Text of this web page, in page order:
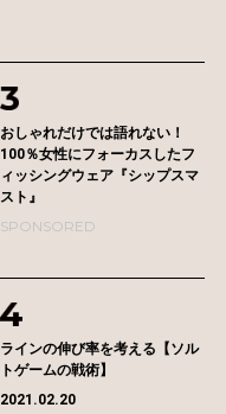
おしゃれだけでは語れない！
100％女性にフォーカスしたフ
ィッシングウェア『シップスマ
スト』
SPONSORED
ラインの伸び率を考える【ソル
トゲームの戦術】
2021.02.20